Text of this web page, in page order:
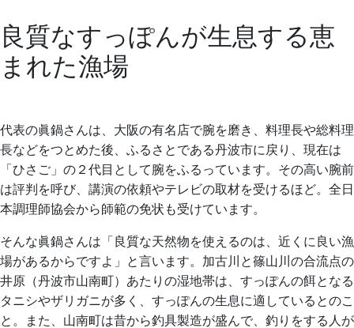
良質なすっぽんが生息する恵
まれた漁場
代表の眞鍋さんは、大阪の有名店で腕を磨き、料理長や総料理
長などをつとめた後、ふるさとである丹波市に戻り、現在は
「ひさご」の２代目として腕をふるっています。その高い腕前
は評判を呼び、講演の依頼やテレビの取材を受けるほど。全日
本調理師協会から師範の免状も受けています。
そんな眞鍋さんは「良質な天然物を使えるのは、近くに良い漁
場があるからですよ」と言います。加古川と篠山川の合流点の
井原（丹波市山南町）あたりの湿地帯は、すっぽんの餌となる
タニシやザリガニが多く、すっぽんの生息に適しているとのこ
と。また、山南町は昔から釣具製造が盛んで、釣りをする人が